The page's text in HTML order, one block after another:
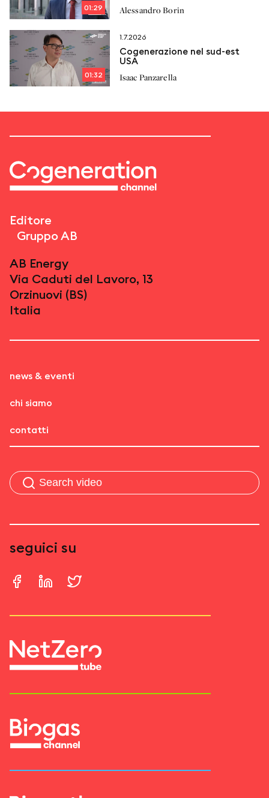
01:29
Italcogen
Alessandro Borin
01:32
1.7.2026
Cogenerazione nel sud-est
USA
Isaac Panzarella
Editore
Gruppo AB
AB Energy
Via Caduti del Lavoro, 13
Orzinuovi (BS)
Italia
news & eventi
chi siamo
contatti
seguici su